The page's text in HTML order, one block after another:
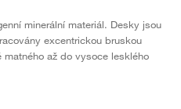
minerální materiál. Desky jsou
excentrickou bruskou
až do vysoce lesklého